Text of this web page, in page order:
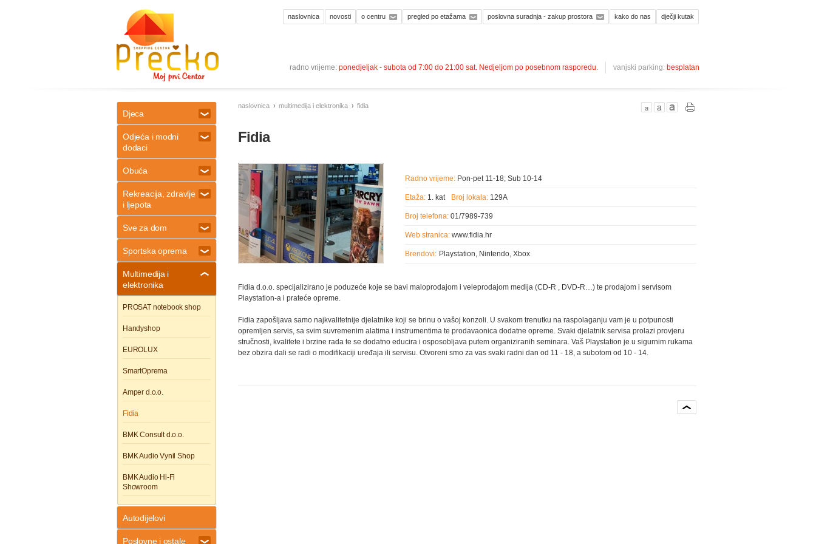
naslovnica novosti o centru pregled po etažama poslovna suradnja - zakup prostora kako do nas dječji kutak
radno vrijeme: ponedjeljak - subota od 7:00 do 21:00 sat. Nedjeljom po posebnom rasporedu. vanjski parking: besplatan
naslovnica multimedija i elektronika fidia
Fidia
Radno vrijeme: Pon-pet 11-18; Sub 10-14
Etaža: 1. kat Broj lokala: 129A
Broj telefona: 01/7989-739
Web stranica: www.fidia.hr
Brendovi: Playstation, Nintendo, Xbox
Fidia d.o.o. specijalizirano je poduzeće koje se bavi maloprodajom i veleprodajom medija (CD-R , DVD-R…) te prodajom i servisom
Playstation-a i prateće opreme.
Fidia zapošljava samo najkvalitetnije djelatnike koji se brinu o vašoj konzoli. U svakom trenutku na raspolaganju vam je u potpunosti
opremljen servis, sa svim suvremenim alatima i instrumentima te prodavaonica dodatne opreme. Svaki djelatnik servisa prolazi provjeru
stručnosti, kvalitete i brzine rada te se dodatno educira i osposobljava putem organiziranih seminara. Vaš Playstation je u sigurnim rukama
bez obzira dali se radi o modifikaciji uređaja ili servisu. Otvoreni smo za vas svaki radni dan od 11 - 18, a subotom od 10 - 14.
Djeca
Odjeća i modni
dodaci
Obuća
Rekreacija, zdravlje
i ljepota
Sve za dom
Sportska oprema
Multimedija i
elektronika
PROSAT notebook shop
Handyshop
EUROLUX
SmartOprema
Amper d.o.o.
Fidia
BMK Consult d.o.o.
BMK Audio Vynil Shop
BMK Audio Hi-Fi
Showroom
Autodijelovi
Poslovne i ostale